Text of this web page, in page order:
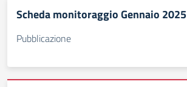
Scheda monitoraggio Gennaio 2025
Pubblicazione